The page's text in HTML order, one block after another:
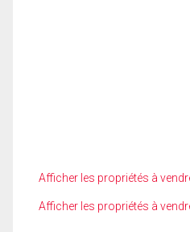
Afficher les propriétés à
Afficher les propriétés à